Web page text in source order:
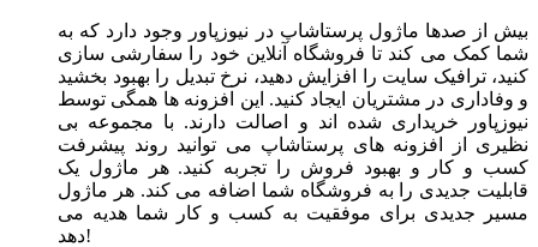
بیش از صدها ماژول پرستاشاپ در نیوزپاور وجود دارد که به
شما کمک می کند تا فروشگاه آنلاین خود را سفارشی سازی
کنید، ترافیک سایت را افزایش دهید، نرخ تبدیل را بهبود بخشید
و وفاداری در مشتریان ایجاد کنید. این افزونه ها همگی توسط
نیوزپاور خریداری شده اند و اصالت دارند. با مجموعه بی
نظیری از افزونه های پرستاشاپ می توانید روند پیشرفت
کسب و کار و بهبود فروش را تجربه کنید. هر ماژول یک
قابلیت جدیدی را به فروشگاه شما اضافه می کند. هر ماژول
مسیر جدیدی برای موفقیت به کسب و کار شما هدیه می
دهد!